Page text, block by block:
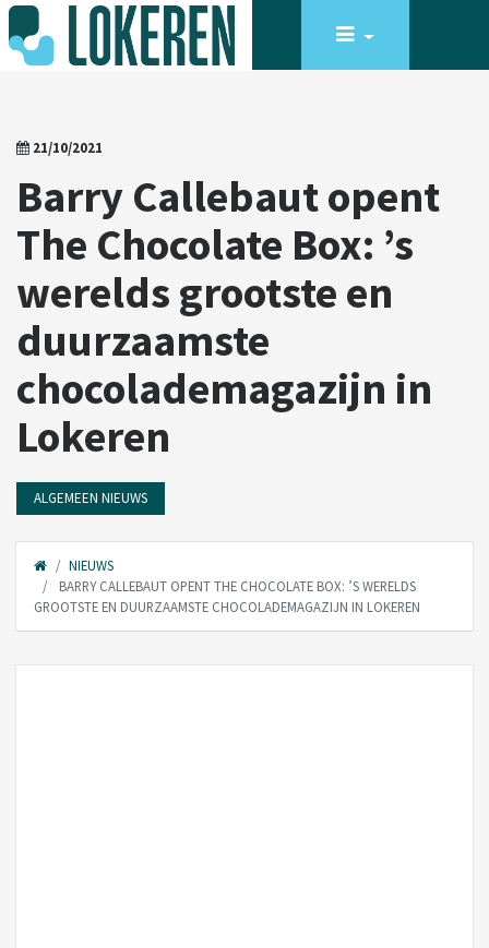
21/10/2021
Barry Callebaut opent
The Chocolate Box: ’s
werelds grootste en
duurzaamste
chocolademagazijn in
Lokeren
ALGEMEEN NIEUWS
NIEUWS
BARRY CALLEBAUT OPENT THE CHOCOLATE BOX: ’S WERELDS
GROOTSTE EN DUURZAAMSTE CHOCOLADEMAGAZIJN IN LOKEREN